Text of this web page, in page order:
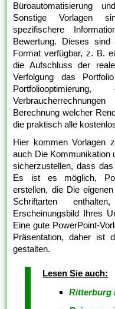
Büroautomatisierung
Sonstige Vorlagen
spezifischere
Bewertung. Dieses
Format verfügbar, z. B.
die Aufschluss der
Verfolgung das
Berechnung welcher
die praktisch alle
Hier kommen Vorlagen
auch Die Kommunikation
sicherzustellen, dass
Es ist es möglich,
erstellen, die Die
Schriftarten
Erscheinungsbild Ihres
Eine gute PowerPoint-
Präsentation, daher ist
gestalten.
Lesen Sie auch:
Ritterburg